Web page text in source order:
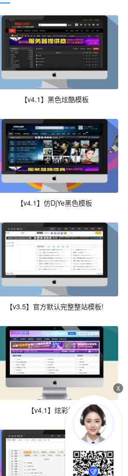
X
【v4.1】黑色炫酷模板
【v4.1】仿DjYe黑色模板
【v3.5】官方默认完整整站模板!
【v4.1】炫彩模版